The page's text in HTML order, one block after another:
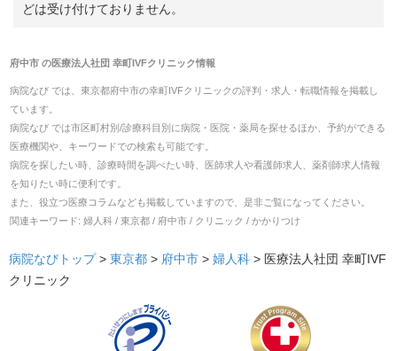
どは受け付けておりません。
府中市の医療法人社団 幸町IVFクリニック情報
病院なび では、 東京都府中市の幸町IVFクリニックの評判・求人・転職情報を掲載し
ています。
病院なび では市区町村別/診療科目別に病院・医院・薬局を探せるほか、予約ができる
医療機関や、キーワードでの検索も可能です。
病院を探したい時、診療時間を調べたい時、医師求人や看護師求人、薬剤師求人情報
を知りたい時に便利です。
また、役立つ医療コラムなども掲載していますので、是非ご覧になってください。
関連キーワード: 婦人科 / 東京都 / 府中市 / クリニック / かかりつけ
病院なびトップ > 東京都 > 府中市 > 婦人科 > 医療法人社団 幸町IVF
クリニック